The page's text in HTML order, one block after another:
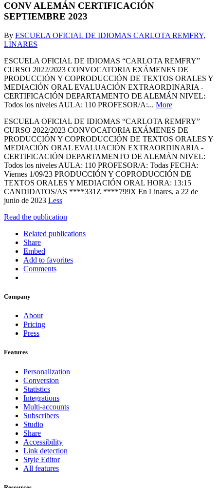
CONV ALEMÁN CERTIFICACIÓN
SEPTIEMBRE 2023
By ESCUELA OFICIAL DE IDIOMAS CARLOTA REMFRY,
LINARES
ESCUELA OFICIAL DE IDIOMAS “CARLOTA REMFRY”
CURSO 2022/2023 CONVOCATORIA EXÁMENES DE
PRODUCCIÓN Y COPRODUCCIÓN DE TEXTOS ORALES Y
MEDIACIÓN ORAL EVALUACIÓN EXTRAORDINARIA -
CERTIFICACIÓN DEPARTAMENTO DE ALEMÁN NIVEL:
Todos los niveles AULA: 110 PROFESOR/A:... More
ESCUELA OFICIAL DE IDIOMAS “CARLOTA REMFRY”
CURSO 2022/2023 CONVOCATORIA EXÁMENES DE
PRODUCCIÓN Y COPRODUCCIÓN DE TEXTOS ORALES Y
MEDIACIÓN ORAL EVALUACIÓN EXTRAORDINARIA -
CERTIFICACIÓN DEPARTAMENTO DE ALEMÁN NIVEL:
Todos los niveles AULA: 110 PROFESOR/A: Todas FECHA:
Viernes 1/09/23 PRODUCCIÓN Y COPRODUCCIÓN DE
TEXTOS ORALES Y MEDIACIÓN ORAL HORA: 13:15
CANDIDATOS/AS ****331Z ****799X En Linares, a 22 de
junio de 2023 Less
Read the publication
Related publications
Share
Embed
Add to favorites
Comments
Company
About
Pricing
Press
Features
Personalization
Conversion
Statistics
Integrations
Multi-accounts
Subscribers
Studio
Share
Accessibility
Link detection
Style Editor
All features